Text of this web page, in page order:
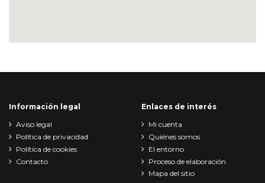
Información legal
Aviso legal
Política de privacidad
Política de cookies
Contacto
Enlaces de interés
Mi cuenta
Quiénes somos
El entorno
Proceso de elaboración
Mapa del sitio